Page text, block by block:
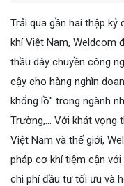
Trải qua gần hai thập
khí Việt Nam, Weldcom
thầu dây chuyền công
cậy cho hàng nghìn
khổng lồ" trong ngành
Trường,… Với khát vọng
Việt Nam và thế giới,
pháp cơ khí tiệm cận
chi phí đầu tư tối ưu và